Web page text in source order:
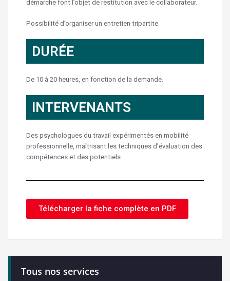
démarche font l’objet de restitution avec le collaborateur.
Possibilité d’organiser un entretien tripartite.
DURÉE
De 10 à 20 heures, en fonction de la demande.
INTERVENANTS
Des psychologues du travail expérimentés en mobilité
professionnelle, maîtrisant les techniques d’évaluation des
compétences et des potentiels.
Télécharger la fiche complète en PDF
Tous nos services